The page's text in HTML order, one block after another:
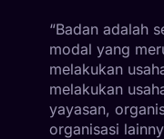
“Badan adalah
modal yang
melakukan
melakukan
yayasan,
organisasi